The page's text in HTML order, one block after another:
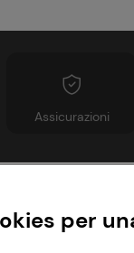
Assicurazioni
BOLOGNA
Imprese
per